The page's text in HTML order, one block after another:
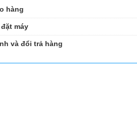
hàng
máy
và đổi trả hàng